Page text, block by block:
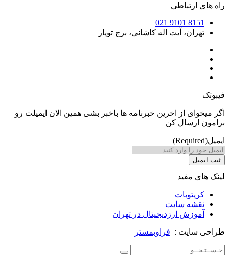
آیت اله کاشانی، برج توپاز
از اخرین خبرنامه ها باخبر بشی همین الان ایمیلت رو
کن
مفید
سایت
ارزدیجیتال در تهران
: فراوبمستر